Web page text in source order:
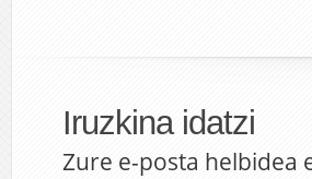
Iruzkina idatzi
Zure e-posta helbidea